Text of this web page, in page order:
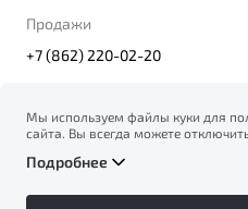
Продажи
+7 (862) 220-02-20
© 2026
Политика конфиденциальности
Мы используем файлы куки для
сайта. Вы всегда можете
вашего браузера. Продолжая
на сбор и использование файлов
возможной блокировке файлов
Подробнее